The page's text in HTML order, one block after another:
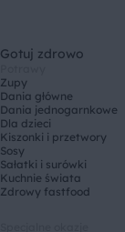
Gotuj zdrowo
Zupy
Dania główne
Dania jednogarnkowe
Dla dzieci
Kiszonki i przetwory
Sosy
Sałatki i surówki
Kuchnie świata
Zdrowy fastfood